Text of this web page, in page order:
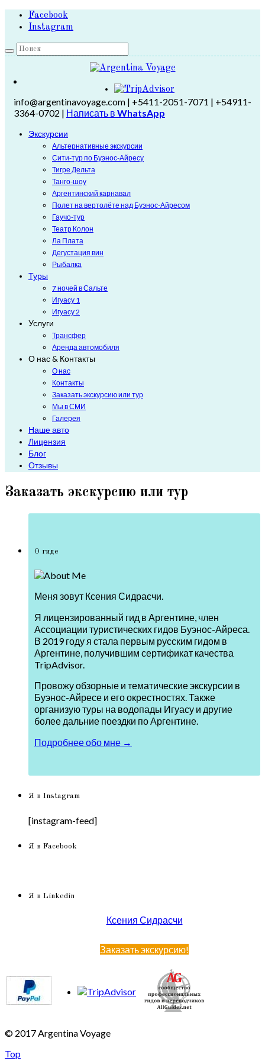
Facebook
Instagram
info@argentinavoyage.com | +5411-2051-7071 | +54911-
3364-0702 | Написать в WhatsApp
Экскурсии
Альтернативные экскурсии
Сити-тур по Буэнос-Айресу
Тигре Дельта
Танго-шоу
Аргентинский карнавал
Полет на вертолёте над Буэнос-Айресом
Гаучо-тур
Театр Колон
Ла Плата
Дегустация вин
Рыбалка
Туры
7 ночей в Сальте
Игуасу 1
Игуасу 2
Услуги
Трансфер
Аренда автомобиля
О нас & Контакты
О нас
Контакты
Заказать экскурсию или тур
Мы в СМИ
Галерея
Наше авто
Лицензия
Блог
Отзывы
Заказать экскурсию или тур
О гиде
Меня зовут Ксения Сидрасчи.
Я лицензированный гид в Аргентине, член
Ассоциации туристических гидов Буэнос-Айреса.
В 2019 году я стала первым русским гидом в
Аргентине, получившим сертификат качества
TripAdvisor.
Провожу обзорные и тематические экскурсии в
Буэнос-Айресе и его окрестностях. Также
организую туры на водопады Игуасу и другие
более дальние поездки по Аргентине.
Подробнее обо мне →
Я в Instagram
[instagram-feed]
Я в Facebook
Я в Linkedin
Ксения Сидрасчи
Заказать экскурсию!
© 2017 Argentina Voyage
Top